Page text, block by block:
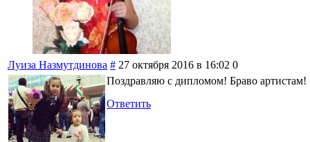
Луиза Назмутдинова # 27 октября 2016 в 16:02 0
Поздравляю с дипломом! Браво артистам!
Ответить